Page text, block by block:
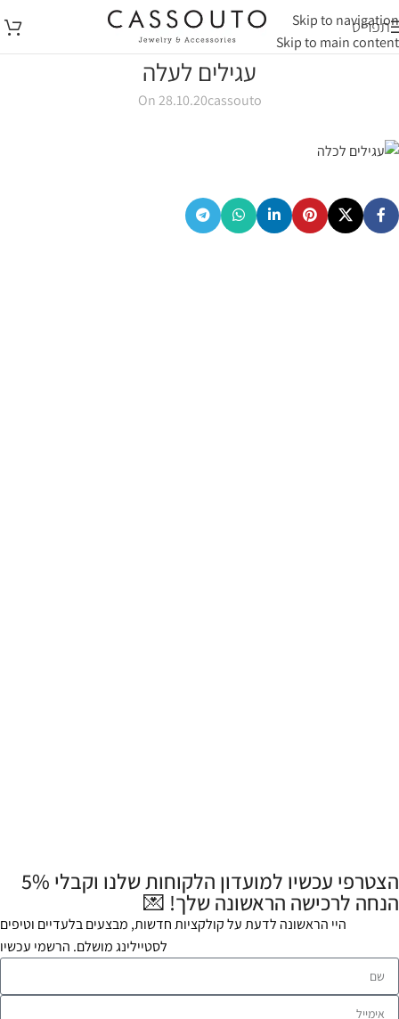
Skip to navigation
Skip to main content
תפריט
עגילים לעלה
cassouto
On 28.10.20
הצטרפי עכשיו למועדון הלקוחות שלנו וקבלי 5%
הנחה לרכישה הראשונה שלך! 💌
היי הראשונה לדעת על קולקציות חדשות, מבצעים בלעדיים וטיפים
לסטיילינג מושלם. הרשמי עכשיו